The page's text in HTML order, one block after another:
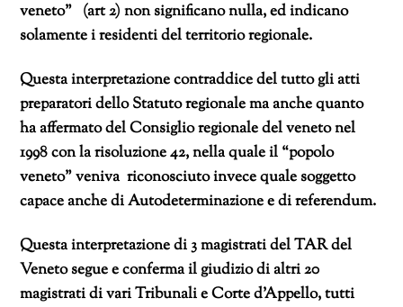
veneto” (art 2) non significano nulla, ed indicano
solamente i residenti del territorio regionale.
Questa interpretazione contraddice del tutto gli atti
preparatori dello Statuto regionale ma anche quanto
ha affermato del Consiglio regionale del veneto nel
1998 con la risoluzione 42, nella quale il “popolo
veneto” veniva riconosciuto invece quale soggetto
capace anche di Autodeterminazione e di referendum.
Questa interpretazione di 3 magistrati del TAR del
Veneto segue e conferma il giudizio di altri 20
magistrati di vari Tribunali e Corte d’Appello, tutti